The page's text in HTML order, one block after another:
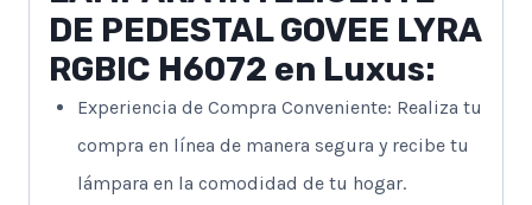
DE PEDESTAL GOVEE LYRA
RGBIC H6072 en Luxus:
Experiencia de Compra Conveniente: Realiza tu
compra en línea de manera segura y recibe tu
lámpara en la comodidad de tu hogar.